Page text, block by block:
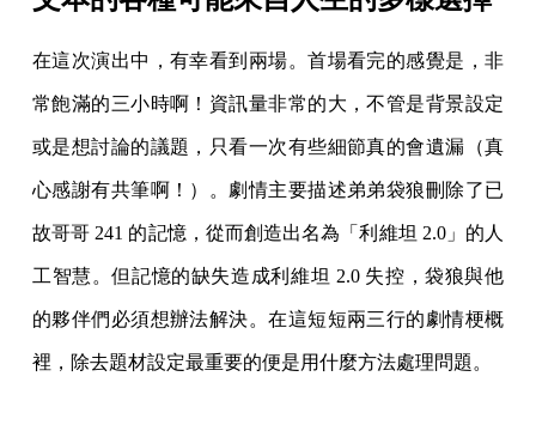
在這次演出中，有幸看到兩場。首場看完的感覺是，非
常飽滿的三小時啊！資訊量非常的大，不管是背景設定
或是想討論的議題，只看一次有些細節真的會遺漏（真
心感謝有共筆啊！）。劇情主要描述弟弟袋狼刪除了已
故哥哥 241 的記憶，從而創造出名為「利維坦 2.0」的人
工智慧。但記憶的缺失造成利維坦 2.0 失控，袋狼與他
的夥伴們必須想辦法解決。在這短短兩三行的劇情梗概
裡，除去題材設定最重要的便是用什麼方法處理問題。